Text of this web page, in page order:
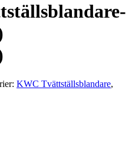
KWC Tvättställsblandare,